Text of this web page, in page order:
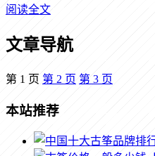
阅读全文
文章导航
第 1 页 第 2 页 第 3 页
本站推荐